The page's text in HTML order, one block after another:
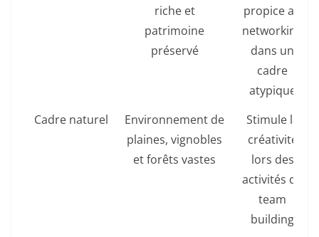
riche et
patrimoine
préservé
propice au
networking
dans un
cadre
atypique
Cadre naturel
Environnement de
plaines, vignobles
et forêts vastes
Stimule la
créativité
lors des
activités de
team
building